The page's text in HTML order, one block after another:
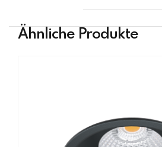
Ähnliche Produkte